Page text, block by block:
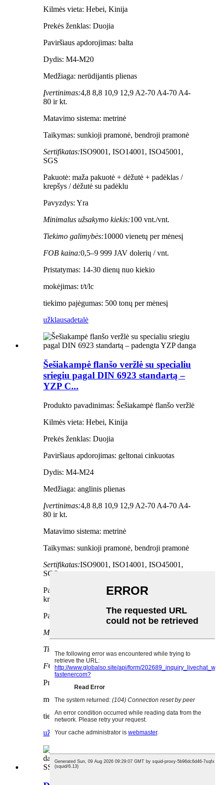
Kilmės vieta: Hebei, Kinija
Prekės ženklas: Duojia
Paviršiaus apdorojimas: balta
Dydis: M4-M20
Medžiaga: nerūdijantis plienas
Įvertinimas:4,8 8,8 10,9 12,9 A2-70 A4-70 A4-
80 ir kt.
Matavimo sistema: metrinė
Taikymas: sunkioji pramonė, bendroji pramonė
Sertifikatas:ISO9001, ISO14001, ISO45001,
SGS
Pakuotė: maža pakuotė + dėžutė + padėklas /
krepšys / dėžutė su padėklu
Pavyzdys: Yra
Minimalus užsakymo kiekis:100 vnt./vnt.
Tiekimo galimybės:10000 vienetų per mėnesį
FOB kaina:0,5–9 999 JAV dolerių / vnt.
Pristatymas: 14-30 dienų nuo kiekio
mokėjimas: t/t/lc
tiekimo pajėgumas: 500 tonų per mėnesį
užklausadetalė
Šešiakampė flanšo veržlė su specialiu
sriegiu pagal DIN 6923 standartą –
YZP C...
Produkto pavadinimas: Šešiakampė flanšo veržlė
Kilmės vieta: Hebei, Kinija
Prekės ženklas: Duojia
Paviršiaus apdorojimas: geltonai cinkuotas
Dydis: M4-M24
Medžiaga: anglinis plienas
Įvertinimas:4,8 8,8 10,9 12,9 A2-70 A4-70 A4-
80 ir kt.
Matavimo sistema: metrinė
Taikymas: sunkioji pramonė, bendroji pramonė
Sertifikatas:ISO9001, ISO14001, ISO45001,
SGS
Pakuotė: maža pakuotė + dėžutė + padėklas /
krepšys / dėžutė su padėklu
Pavyzdys: Yra
Minimalus užsakymo kiekis:
Tiekimo galimybės:
FOB kaina:0,5–9 999 JAV dolerių / vnt.
Pristatymas: 14-30 dienų nuo kiekio
mokėjimas: t/t/lc
tiekimo pajėgumas: 500 tonų per mėnesį
užklausadetalė